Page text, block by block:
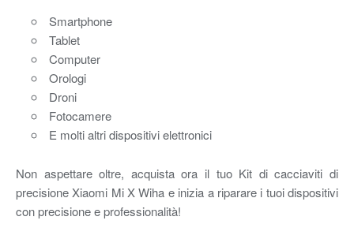
Smartphone
Tablet
Computer
Orologi
Droni
Fotocamere
E molti altri dispositivi elettronici
Non aspettare oltre, acquista ora il tuo Kit di cacciaviti di
precisione Xiaomi Mi X Wiha e inizia a riparare i tuoi dispositivi
con precisione e professionalità!